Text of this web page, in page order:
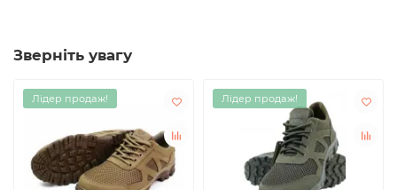
Зверніть увагу
Лідер продаж! Лідер продаж!